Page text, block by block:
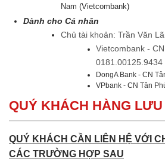
Nam (Vietcombank)
Dành cho Cá nhân
Chủ tài khoản: Trần Văn
Vietcombank -
0181.00125.9434
DongA Bank - CN
VPbank - CN Tân
QUÝ KHÁCH HÀNG LƯU
QUÝ KHÁCH CẦN LIÊN HỆ VỚI
CÁC TRƯỜNG HỢP SAU